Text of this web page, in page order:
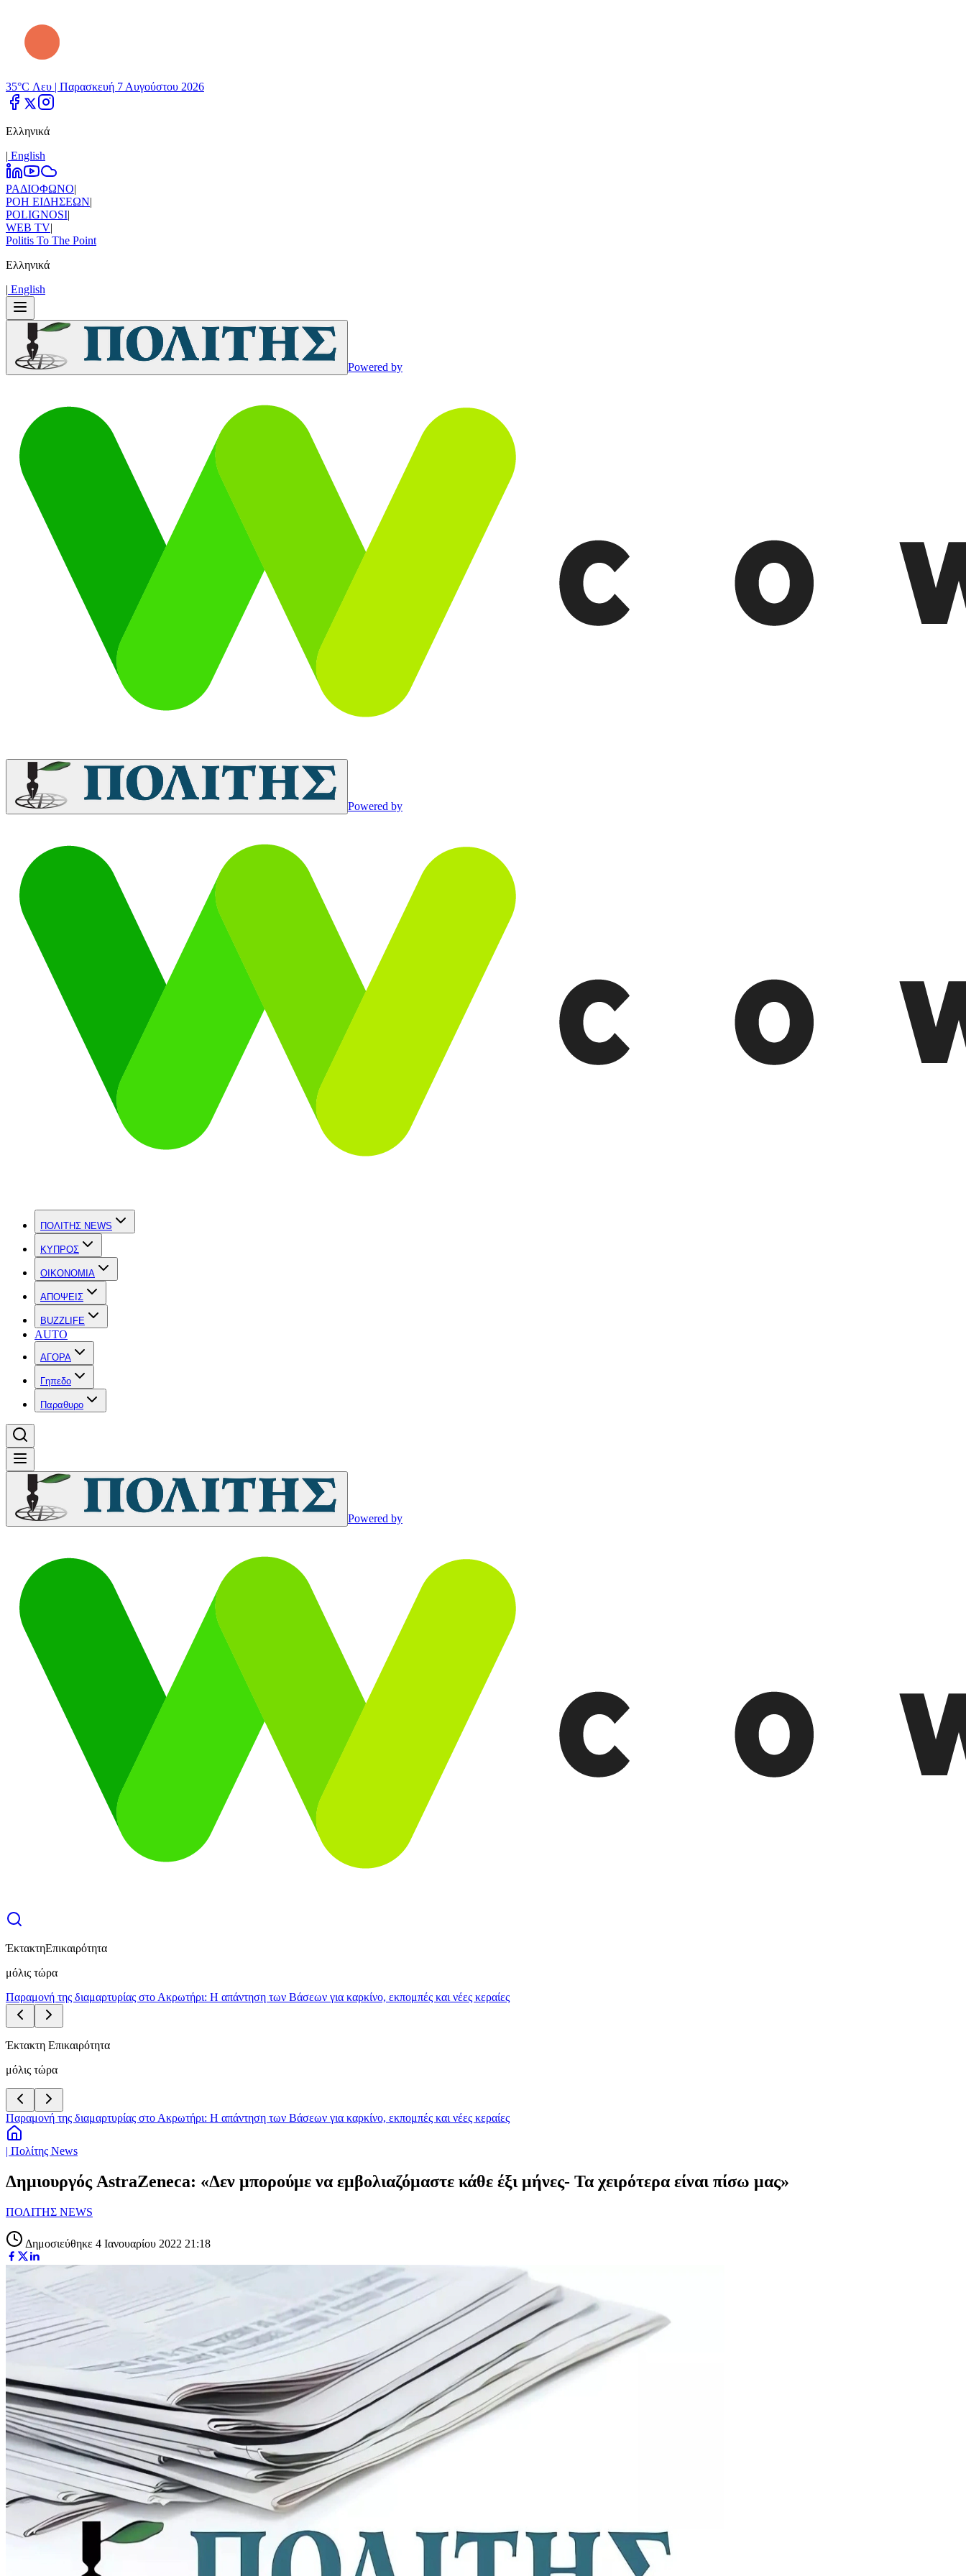
35°C Λευ | Παρασκευή 7 Αυγούστου 2026
Ελληνικά
| Εnglish
ΡΑΔΙΟΦΩΝΟ|
ΡΟΗ ΕΙΔΗΣΕΩΝ|
POLIGNOSI|
WEB TV|
Politis To The Point
Ελληνικά
| Εnglish
Powered by
Powered by
ΠΟΛΙΤΗΣ NEWS
ΚΥΠΡΟΣ
OIKONOMIA
ΑΠΟΨΕΙΣ
BUZZLIFE
AUTO
ΑΓΟΡΑ
Γηπεδο
Παραθυρο
Powered by
ΈκτακτηΕπικαιρότητα
μόλις τώρα
Παραμονή της διαμαρτυρίας στο Ακρωτήρι: Η απάντηση των Βάσεων για καρκίνο, εκπομπές και νέες κεραίες
Έκτακτη Επικαιρότητα
μόλις τώρα
Παραμονή της διαμαρτυρίας στο Ακρωτήρι: Η απάντηση των Βάσεων για καρκίνο, εκπομπές και νέες κεραίες
| Πολίτης News
Δημιουργός AstraZeneca: «Δεν μπορούμε να εμβολιαζόμαστε κάθε έξι μήνες- Τα χειρότερα είναι πίσω μας»
ΠΟΛΙΤΗΣ NEWS
Δημοσιεύθηκε 4 Ιανουαρίου 2022 21:18